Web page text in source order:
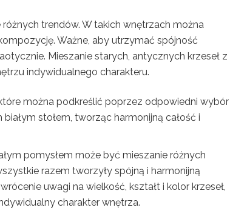
trendów. W takich wnętrzach można
Ważne, aby utrzymać spójność
Mieszanie starych, antycznych krzeseł z
indywidualnego charakteru.
można podkreślić poprzez odpowiedni wybór
stołem, tworząc harmonijną całość i
pomysłem może być mieszanie różnych
razem tworzyły spójną i harmonijną
uwagi na wielkość, kształt i kolor krzeseł,
charakter wnętrza.